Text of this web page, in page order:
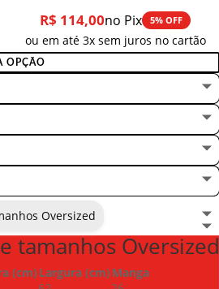
R$ 114,00no Pix 5% OFF
ou em até 3x sem juros no cartão
Oversized
tamanhos Oversized
(cm) Largura (cm) Manga